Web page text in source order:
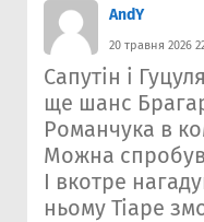
AndY
20 травня 2026
Сапутін і
ще шанс
Романчука в
Можна
І вкотре
ньому Тіаре